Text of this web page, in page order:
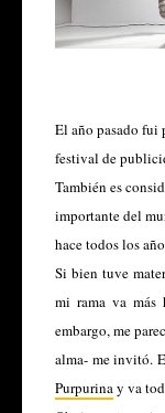
El año pasado fui
festival de
También es
importante del
hace todos los
Si bien tuve
mi rama va más
embargo, me
alma- me invitó.
Purpurinay va